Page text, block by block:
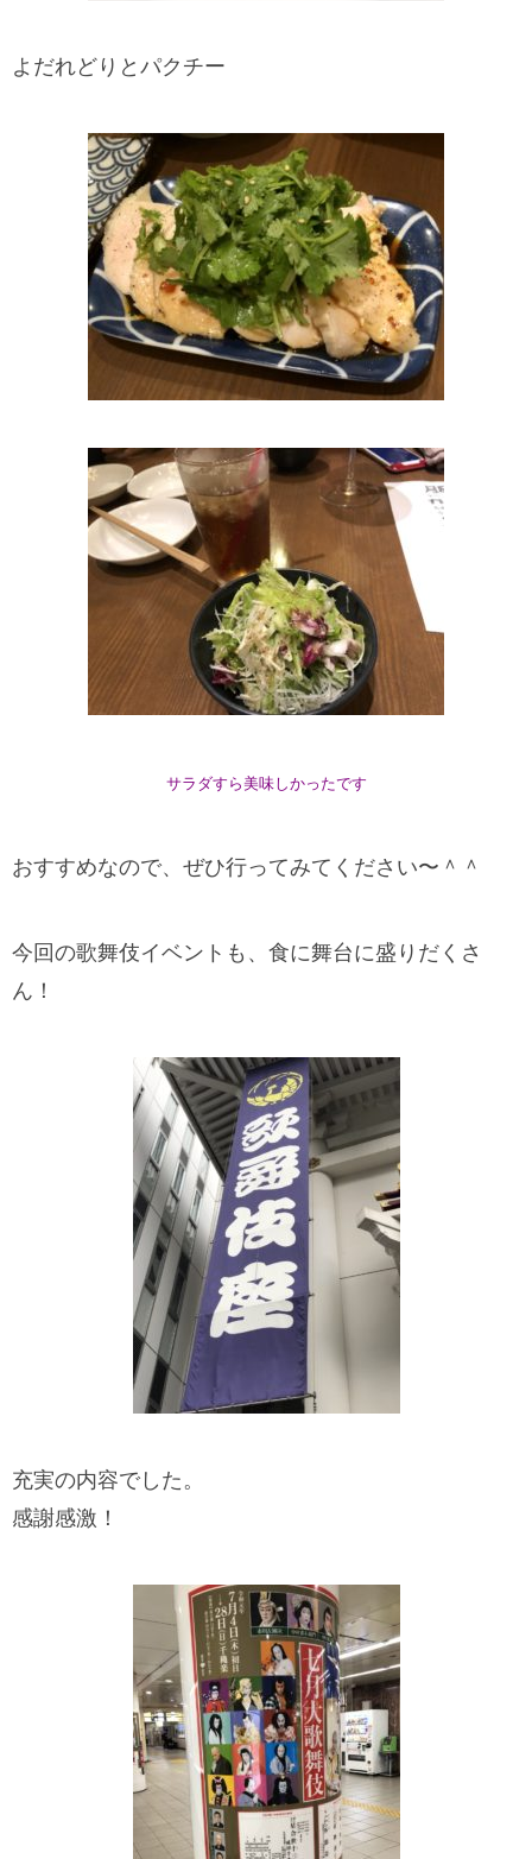
よだれどりとパクチー
サラダすら美味しかったです
おすすめなので、ぜひ行ってみてください〜＾＾
今回の歌舞伎イベントも、食に舞台に盛りだくさ
ん！
充実の内容でした。
感謝感激！